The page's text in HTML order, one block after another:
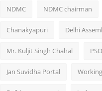
NDMC NDMC chairman
Chanakyapuri Delhi
Mr. Kuljit Singh Chahal
Jan Suvidha Portal